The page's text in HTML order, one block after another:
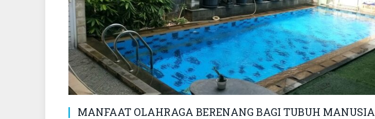
MANFAAT OLAHRAGA BERENANG BAGI TUBUH MANUSIA